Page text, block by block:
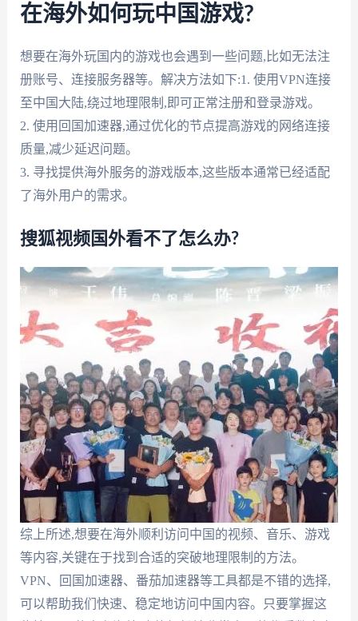
在海外如何玩中国游戏?
想要在海外玩国内的游戏也会遇到一些问题,比如无法注
册账号、连接服务器等。解决方法如下:1. 使用VPN连接
至中国大陆,绕过地理限制,即可正常注册和登录游戏。
2. 使用回国加速器,通过优化的节点提高游戏的网络连接
质量,减少延迟问题。
3. 寻找提供海外服务的游戏版本,这些版本通常已经适配
了海外用户的需求。
搜狐视频国外看不了怎么办?
综上所述,想要在海外顺利访问中国的视频、音乐、游戏
等内容,关键在于找到合适的突破地理限制的方法。
VPN、回国加速器、番茄加速器等工具都是不错的选择,
可以帮助我们快速、稳定地访问中国内容。只要掌握这